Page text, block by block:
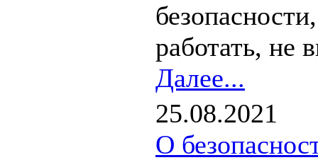
работать, не
Далее...
25.08.2021
О